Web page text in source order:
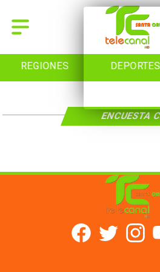
REGIONES DEPORTES
ENCUESTA